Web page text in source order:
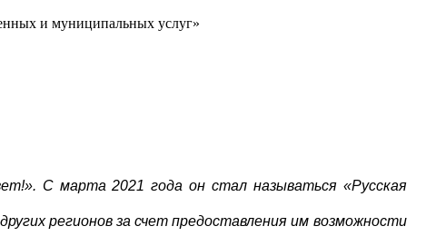
и муниципальных услуг»
С марта 2021 года он стал называться «Русская
регионов за счет предоставления им возможности